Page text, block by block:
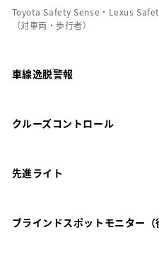
Toyota Safety Sense・Lexus
（対車両・歩行者）
車線逸脱警報
クルーズコントロール
先進ライト
ブラインドスポットモニター（